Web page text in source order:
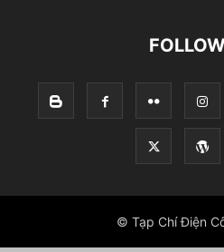
© Tạp Chí Điện